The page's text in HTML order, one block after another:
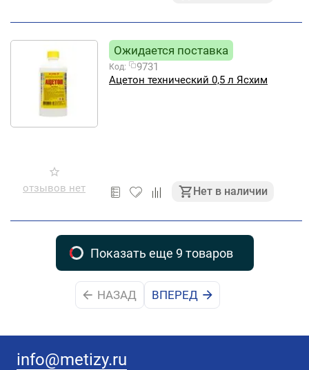
отзывов нет
Ожидается поставка
Код:
9731
Ацетон технический 0,5 л Ясхим
Нет в наличии
Показать еще 9 товаров
НАЗАД ВПЕРЕД
info@metizy.ru